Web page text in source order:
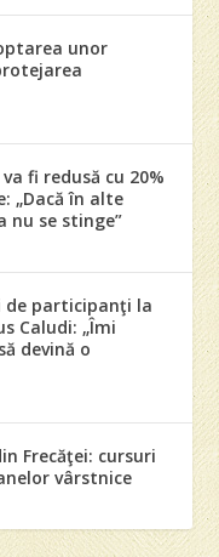
unor
fi redusă cu 20%
„Dacă în alte
nu se stinge”
de participanţi la
Caludi: „Îmi
devină o
Frecăţei: cursuri
vârstnice